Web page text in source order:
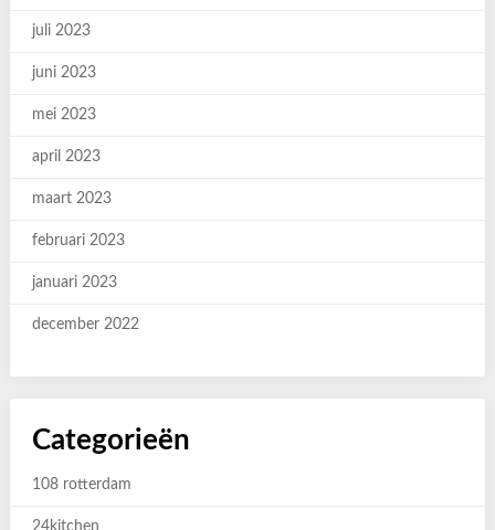
juli 2023
juni 2023
mei 2023
april 2023
maart 2023
februari 2023
januari 2023
december 2022
Categorieën
108 rotterdam
24kitchen